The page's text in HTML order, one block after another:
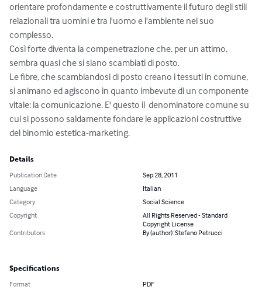
orientare profondamente e costruttivamente il futuro degli stili
relazionali tra uomini e tra l'uomo e l'ambiente nel suo
complesso.
Così forte diventa la compenetrazione che, per un attimo,
sembra quasi che si siano scambiati di posto.
Le fibre, che scambiandosi di posto creano i tessuti in comune,
si animano ed agiscono in quanto imbevute di un componente
vitale: la comunicazione. E' questo il  denominatore comune su
cui si possono saldamente fondare le applicazioni costruttive
del binomio estetica-marketing.
Details
Publication Date
Sep 28, 2011
Language
Italian
Category
Social Science
Copyright
All Rights Reserved - Standard
Copyright License
Contributors
By (author): Stefano Petrucci
Specifications
Format PDF